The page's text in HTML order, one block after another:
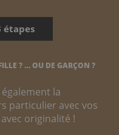
étapes
? … OU DE GARÇON ?
la
particulier avec vos
originalité !